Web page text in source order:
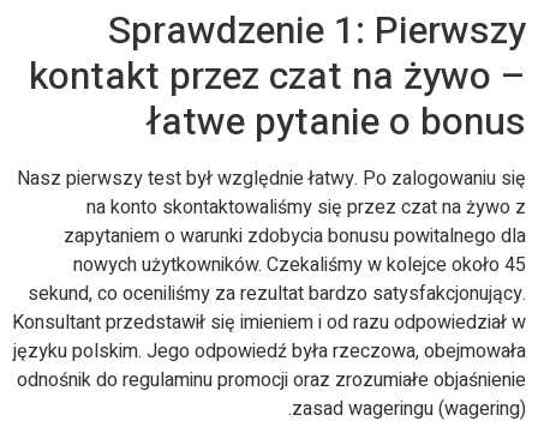
Sprawdzenie 1: Pierwszy
kontakt przez czat na żywo –
łatwe pytanie o bonus
Nasz pierwszy test był względnie łatwy. Po zalogowaniu się
na konto skontaktowaliśmy się przez czat na żywo z
zapytaniem o warunki zdobycia bonusu powitalnego dla
nowych użytkowników. Czekaliśmy w kolejce około 45
sekund, co oceniliśmy za rezultat bardzo satysfakcjonujący.
Konsultant przedstawił się imieniem i od razu odpowiedział w
języku polskim. Jego odpowiedź była rzeczowa, obejmowała
odnośnik do regulaminu promocji oraz zrozumiałe objaśnienie
zasad wageringu (wagering).